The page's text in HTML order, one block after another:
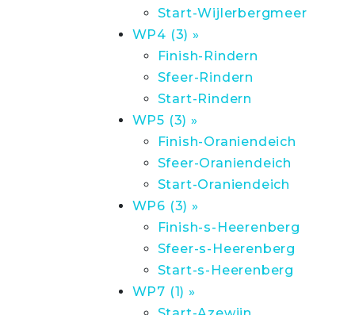
Start-Wijlerbergmeer
WP4 (3) »
Finish-Rindern
Sfeer-Rindern
Start-Rindern
WP5 (3) »
Finish-Oraniendeich
Sfeer-Oraniendeich
Start-Oraniendeich
WP6 (3) »
Finish-s-Heerenberg
Sfeer-s-Heerenberg
Start-s-Heerenberg
WP7 (1) »